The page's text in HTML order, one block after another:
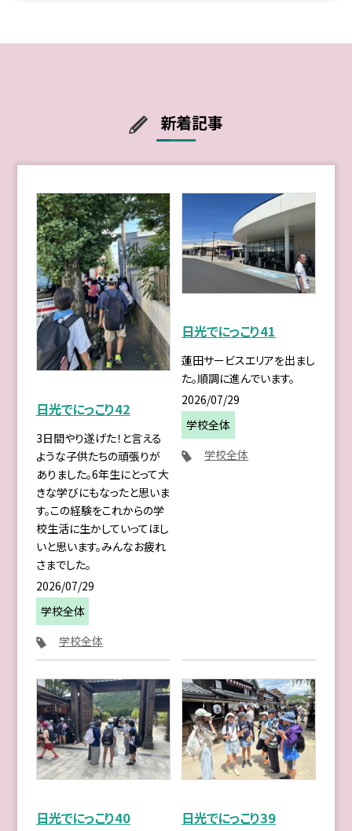
新着記事
日光でにっこり42
3日間やり遂げた！と言える
ような子供たちの頑張りが
ありました。6年生にとって大
きな学びにもなったと思いま
す。この経験をこれからの学
校生活に生かしていってほし
いと思います。みんなお疲れ
さまでした。
2026/07/29
学校全体
学校全体
日光でにっこり41
蓮田サービスエリアを出まし
た。順調に進んでいます。
2026/07/29
学校全体
学校全体
日光でにっこり40 日光でにっこり39